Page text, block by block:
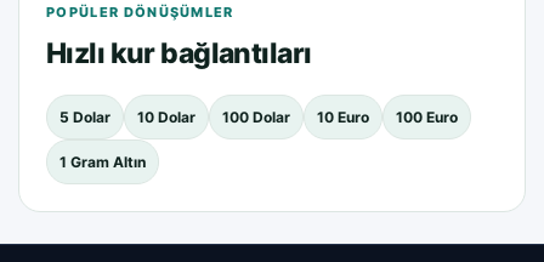
POPÜLER DÖNÜŞÜMLER
Hızlı kur bağlantıları
5 Dolar 10 Dolar 100 Dolar 10 Euro 100 Euro
1 Gram Altın